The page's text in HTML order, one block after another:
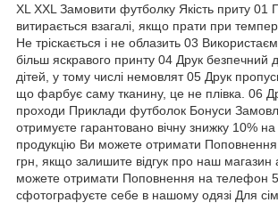
XL XXL Замовити футболку Якість приту 01
витирається взагалі, якщо прати при
Не тріскається і не облазить 03
більш яскравого принту 04 Друк безпечний
дітей, у тому числі немовлят 05 Друк
що фарбує саму тканину, це не плівка. 06
проходи Приклади футболок Бонуси
отримуєте гарантовано вічну знижку 10%
продукцію Ви можете отримати
грн, якщо залишите відгук про наш магазин
можете отримати Поповнення на телефон
сфотографуєте себе в нашому одязі Для